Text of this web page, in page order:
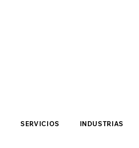
SERVICIOS INDUSTRIAS